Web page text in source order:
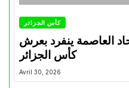
كأس الجزائر
العاصمة ينفرد بعرش
كأس الجزائر
Avril 30, 2026